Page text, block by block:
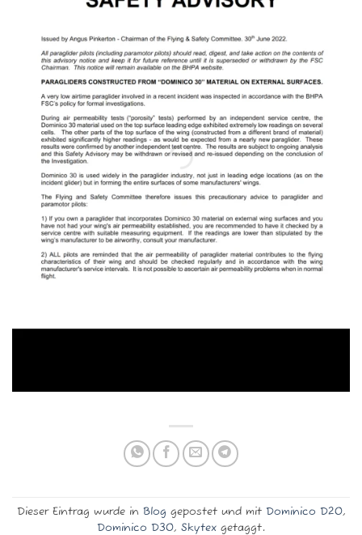
Dieser Eintrag wurde in Blog gepostet und mit Dominico D20,
Dominico D30, Skytex getaggt.